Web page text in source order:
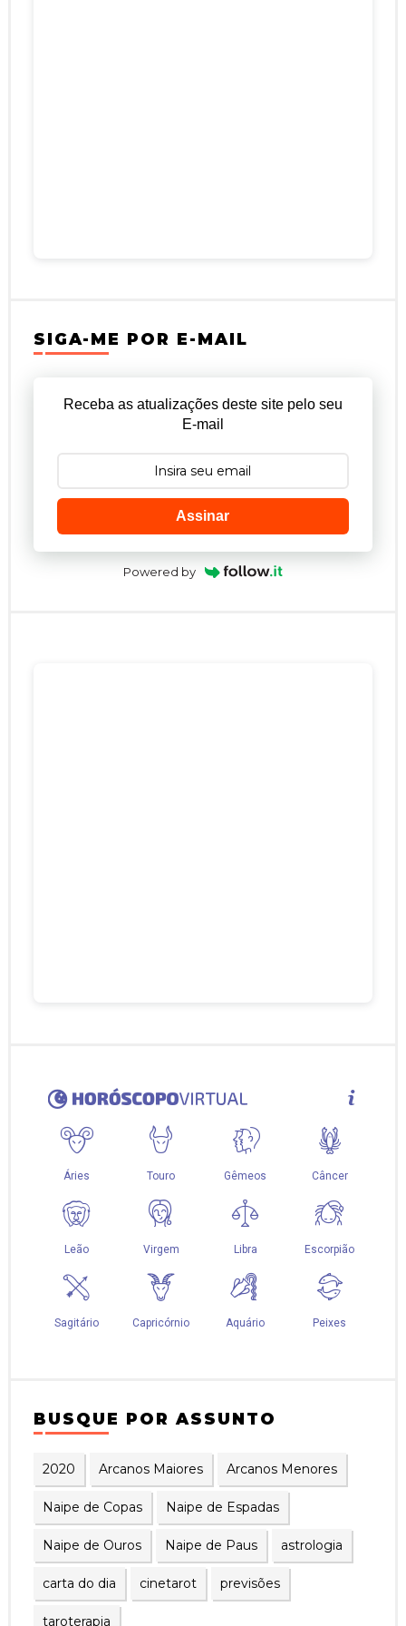
SIGA-ME POR E-MAIL
Receba as atualizações deste site pelo seu
E-mail
Assinar
Powered by
BUSQUE POR ASSUNTO
2020 Arcanos Maiores Arcanos Menores
Naipe de Copas Naipe de Espadas
Naipe de Ouros Naipe de Paus astrologia
carta do dia cinetarot previsões
taroterapia